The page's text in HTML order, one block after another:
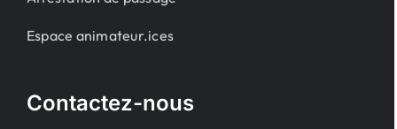
Espace animateur.ices
Contactez-nous